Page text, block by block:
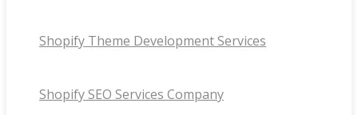
Shopify Theme Development Services
Shopify SEO Services Company